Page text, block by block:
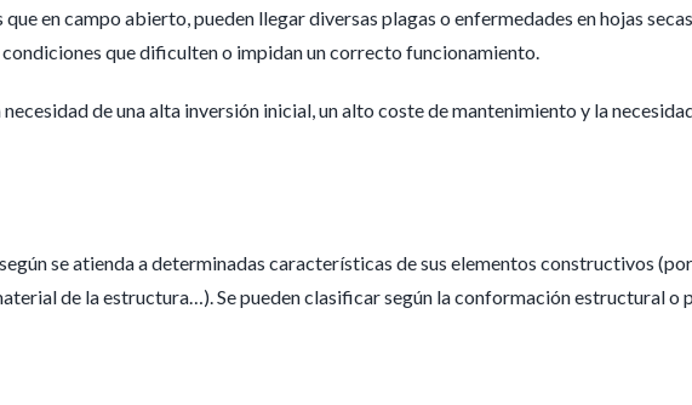
en campo abierto, pueden llegar diversas plagas o enfermedades en hojas
que dificulten o impidan un correcto funcionamiento.
de una alta inversión inicial, un alto coste de mantenimiento y la
se atienda a determinadas características de sus elementos constructivos
de la estructura…). Se pueden clasificar según la conformación estructural o